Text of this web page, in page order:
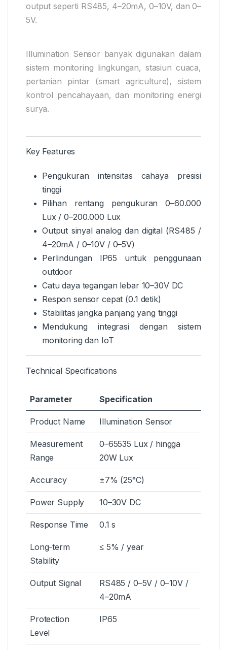
output seperti RS485, 4–20mA, 0–10V, dan 0–
5V.
Illumination Sensor banyak digunakan dalam
sistem monitoring lingkungan, stasiun cuaca,
pertanian pintar (smart agriculture), sistem
kontrol pencahayaan, dan monitoring energi
surya.
Key Features
Pengukuran intensitas cahaya presisi
tinggi
Pilihan rentang pengukuran 0–60.000
Lux / 0–200.000 Lux
Output sinyal analog dan digital (RS485 /
4–20mA / 0–10V / 0–5V)
Perlindungan IP65 untuk penggunaan
outdoor
Catu daya tegangan lebar 10–30V DC
Respon sensor cepat (0.1 detik)
Stabilitas jangka panjang yang tinggi
Mendukung integrasi dengan sistem
monitoring dan IoT
Technical Specifications
Parameter Specification
Product Name Illumination Sensor
Measurement
Range
0–65535 Lux / hingga
20W Lux
Accuracy ±7% (25°C)
Power Supply 10–30V DC
Response Time 0.1 s
Long-term
Stability
≤ 5% / year
Output Signal
RS485 / 0–5V / 0–10V /
4–20mA
Protection
Level
IP65